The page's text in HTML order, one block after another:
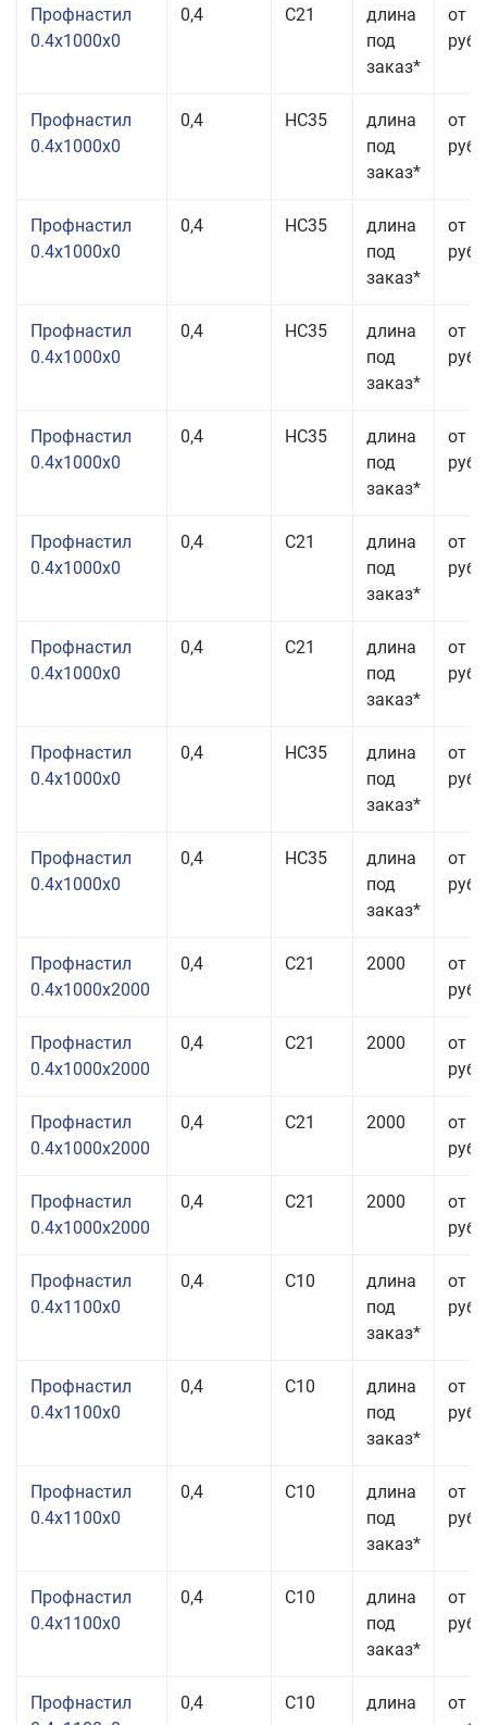
Профнастил
0.4x1000x0
0,4 С21
длина
под
заказ*
от
руб.
Профнастил
0.4x1000x0
0,4 НС35
длина
под
заказ*
от
руб.
Профнастил
0.4x1000x0
0,4 НС35
длина
под
заказ*
от
руб.
Профнастил
0.4x1000x0
0,4 НС35
длина
под
заказ*
от
руб.
Профнастил
0.4x1000x0
0,4 НС35
длина
под
заказ*
от
руб.
Профнастил
0.4x1000x0
0,4 С21
длина
под
заказ*
от
руб.
Профнастил
0.4x1000x0
0,4 С21
длина
под
заказ*
от
руб.
Профнастил
0.4x1000x0
0,4 НС35
длина
под
заказ*
от
руб.
Профнастил
0.4x1000x0
0,4 НС35
длина
под
заказ*
от
руб.
Профнастил
0.4x1000x2000
0,4 С21 2000
от
руб.
Профнастил
0.4x1000x2000
0,4 С21 2000
от
руб.
Профнастил
0.4x1000x2000
0,4 С21 2000
от
руб.
Профнастил
0.4x1000x2000
0,4 С21 2000
от
руб.
Профнастил
0.4x1100x0
0,4 С10
длина
под
заказ*
от
руб.
Профнастил
0.4x1100x0
0,4 С10
длина
под
заказ*
от
руб.
Профнастил
0.4x1100x0
0,4 С10
длина
под
заказ*
от
руб.
Профнастил
0.4x1100x0
0,4 С10
длина
под
заказ*
от
руб.
Профнастил
0,4 С10
длина
от